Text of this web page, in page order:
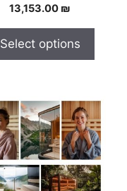
0
o
o
5
13,153.00 ₪
Select options